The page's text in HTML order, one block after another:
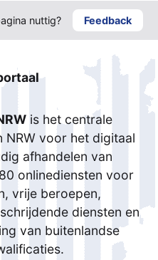
nuttig? Feedback
is het centrale
NRW voor het digitaal
afhandelen van
onlinediensten voor
vrije beroepen,
diensten en
van buitenlandse